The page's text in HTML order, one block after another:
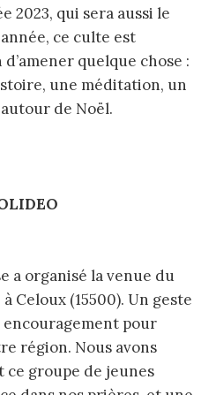
2023, qui sera aussi le
ce culte est
quelque chose :
une méditation, un
de Noël.
a organisé la venue du
Celoux (15500). Un geste
pour
région. Nous avons
ce groupe de jeunes